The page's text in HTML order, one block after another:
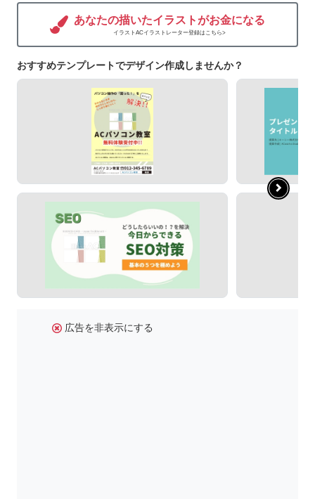
あなたの描いたイラストがお金になる
イラストACイラストレーター登録はこちら>
おすすめテンプレートでデザイン作成しませんか？
広告を非表示にする